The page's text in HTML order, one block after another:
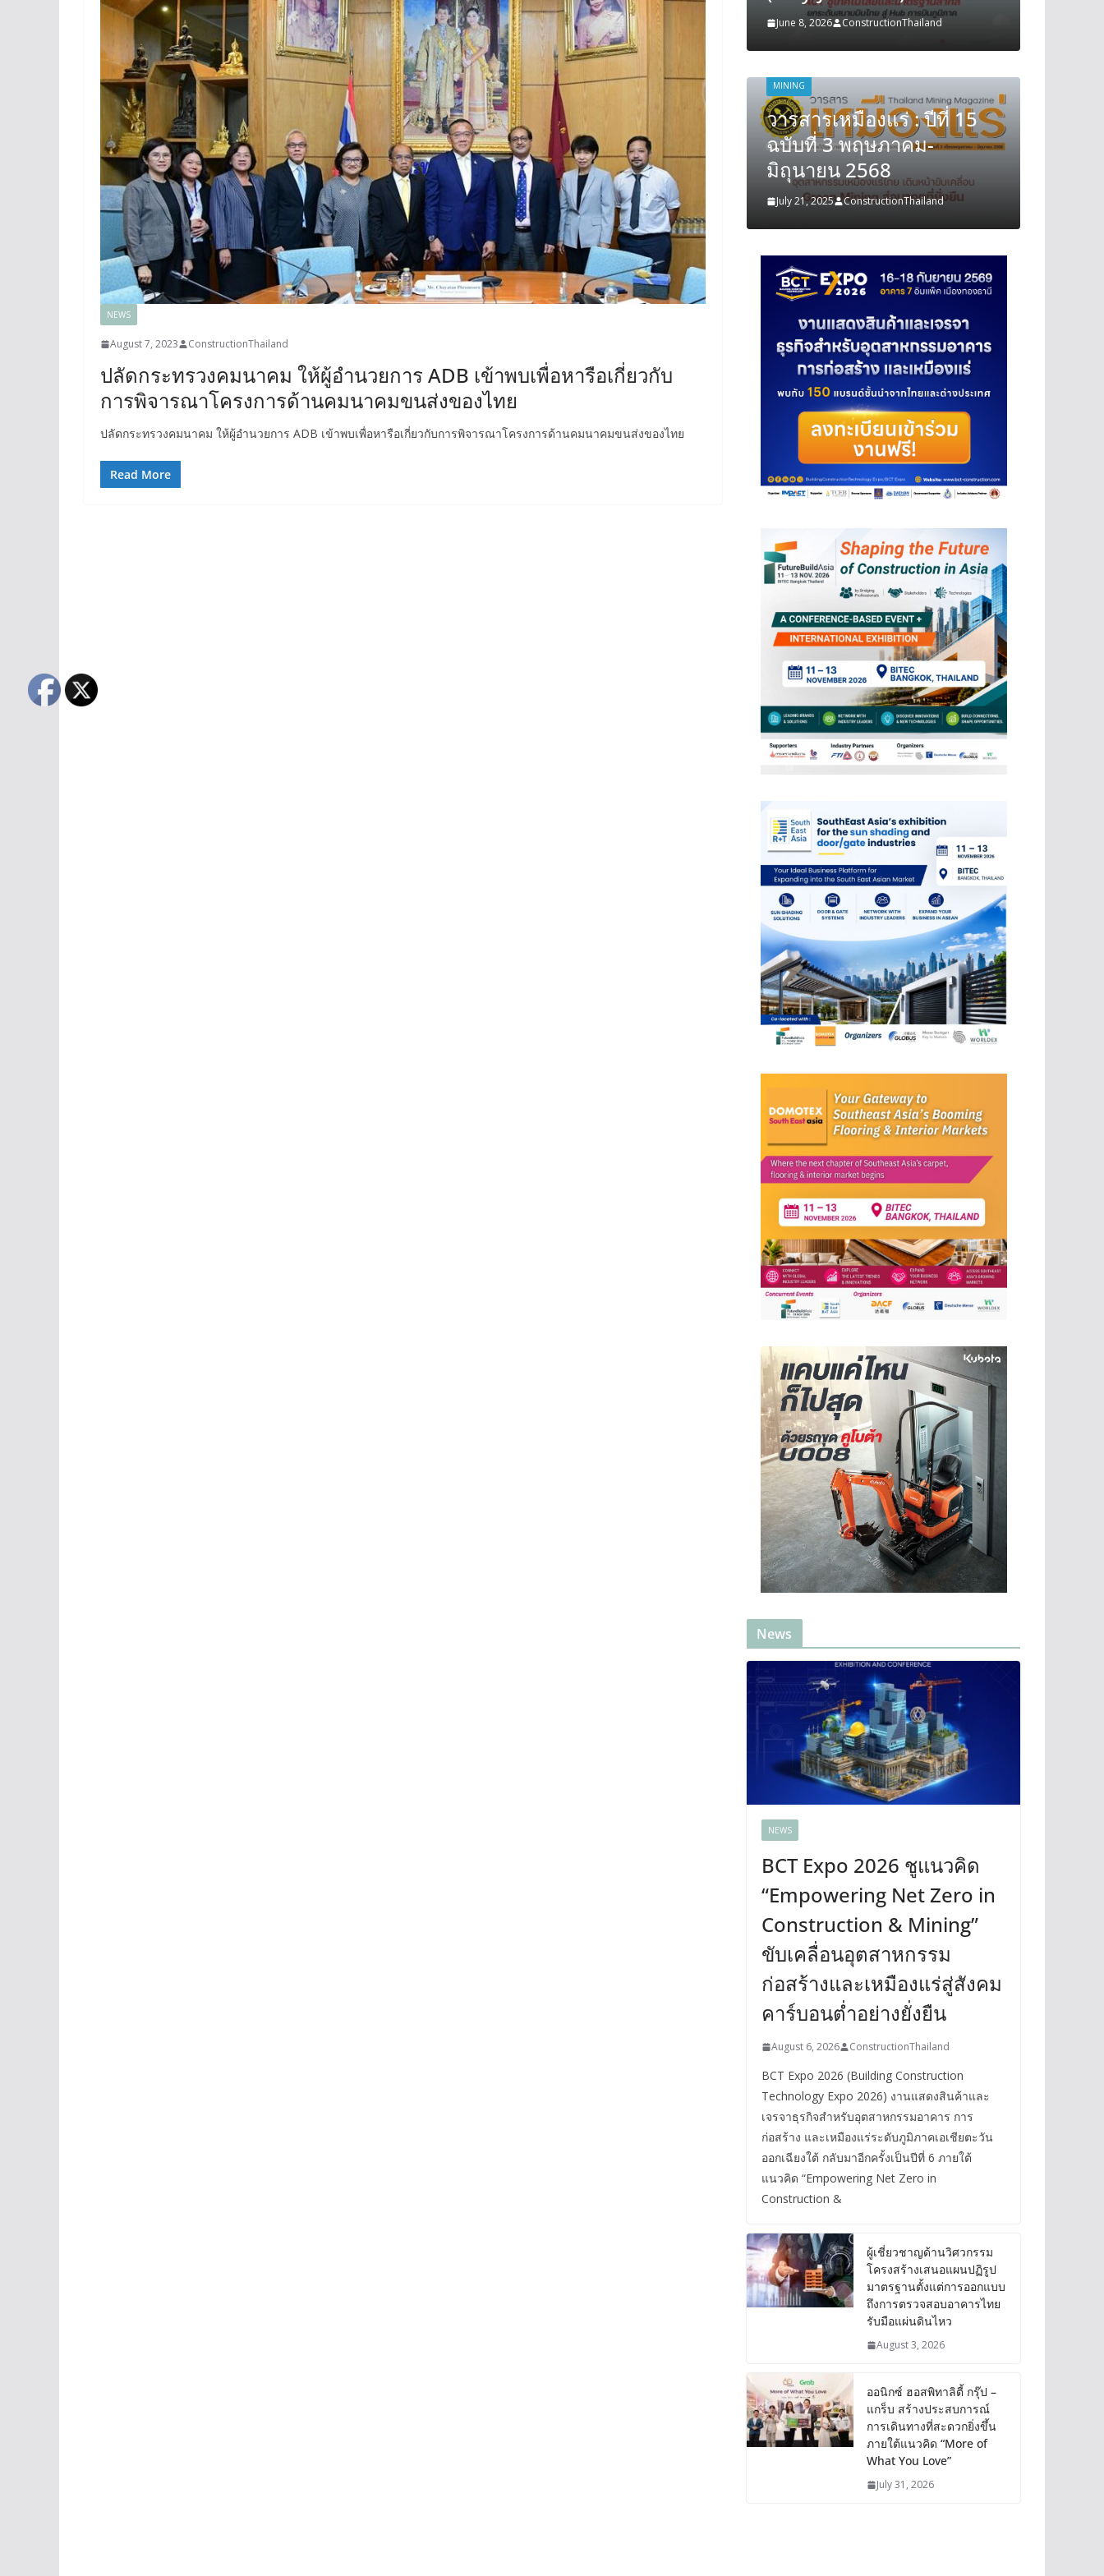
NEWS
August 7, 2023 ConstructionThailand
ปลัดกระทรวงคมนาคม ให้ผู้อำนวยการ ADB เข้าพบเพื่อหารือเกี่ยวกับ
การพิจารณาโครงการด้านคมนาคมขนส่งของไทย
ปลัดกระทรวงคมนาคม ให้ผู้อำนวยการ ADB เข้าพบเพื่อหารือเกี่ยวกับการพิจารณาโครงการด้านคมนาคมขนส่งของไทย
Read More
June 8, 2026 ConstructionThailand June 8, 2026 ConstructionThailand
MINING
วารสารเหมืองแร่ : ปีที่ 15
ฉบับที่ 3 พฤษภาคม-
มิถุนายน 2568
July 21, 2025 ConstructionThailand
MINING
วารสารเหมืองแร่ : ปีที่ 15
ฉบับที่ 3 พฤษภาคม-
มิถุนายน 2568
July 21, 2025 ConstructionThailand
News
NEWS
BCT Expo 2026 ชูแนวคิด
“Empowering Net Zero in
Construction & Mining”
ขับเคลื่อนอุตสาหกรรม
ก่อสร้างและเหมืองแร่สู่สังคม
คาร์บอนต่ำอย่างยั่งยืน
August 6, 2026 ConstructionThailand
BCT Expo 2026 (Building Construction
Technology Expo 2026) งานแสดงสินค้าและ
เจรจาธุรกิจสำหรับอุตสาหกรรมอาคาร การ
ก่อสร้าง และเหมืองแร่ระดับภูมิภาคเอเชียตะวัน
ออกเฉียงใต้ กลับมาอีกครั้งเป็นปีที่ 6 ภายใต้
แนวคิด “Empowering Net Zero in
Construction &
ผู้เชี่ยวชาญด้านวิศวกรรม
โครงสร้างเสนอแผนปฏิรูป
มาตรฐานตั้งแต่การออกแบบ
ถึงการตรวจสอบอาคารไทย
รับมือแผ่นดินไหว
August 3, 2026
ออนิกซ์ ฮอสพิทาลิตี้ กรุ๊ป –
แกร็บ สร้างประสบการณ์
การเดินทางที่สะดวกยิ่งขึ้น
ภายใต้แนวคิด “More of
What You Love”
July 31, 2026